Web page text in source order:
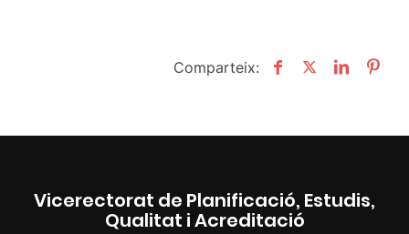
Comparteix:
Vicerectorat de Planificació, Estudis,
Qualitat i Acreditació